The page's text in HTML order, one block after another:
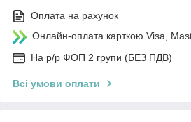
Оплата на рахунок
Онлайн-оплата карткою Visa,
На р/р ФОП 2 групи (БЕЗ ПДВ)
Всі умови оплати